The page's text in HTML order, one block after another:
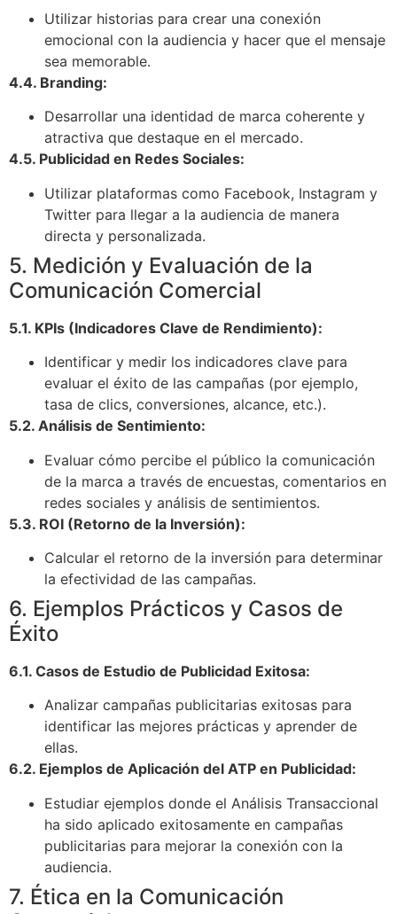
Utilizar historias para crear una conexión
emocional con la audiencia y hacer que el mensaje
sea memorable.
4.4. Branding:
Desarrollar una identidad de marca coherente y
atractiva que destaque en el mercado.
4.5. Publicidad en Redes Sociales:
Utilizar plataformas como Facebook, Instagram y
Twitter para llegar a la audiencia de manera
directa y personalizada.
5. Medición y Evaluación de la
Comunicación Comercial
5.1. KPIs (Indicadores Clave de Rendimiento):
Identificar y medir los indicadores clave para
evaluar el éxito de las campañas (por ejemplo,
tasa de clics, conversiones, alcance, etc.).
5.2. Análisis de Sentimiento:
Evaluar cómo percibe el público la comunicación
de la marca a través de encuestas, comentarios en
redes sociales y análisis de sentimientos.
5.3. ROI (Retorno de la Inversión):
Calcular el retorno de la inversión para determinar
la efectividad de las campañas.
6. Ejemplos Prácticos y Casos de
Éxito
6.1. Casos de Estudio de Publicidad Exitosa:
Analizar campañas publicitarias exitosas para
identificar las mejores prácticas y aprender de
ellas.
6.2. Ejemplos de Aplicación del ATP en Publicidad:
Estudiar ejemplos donde el Análisis Transaccional
ha sido aplicado exitosamente en campañas
publicitarias para mejorar la conexión con la
audiencia.
7. Ética en la Comunicación